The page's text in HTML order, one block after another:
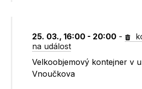
25. 03., 16:00 - 20:00 -
na událost
Velkoobjemový kontejner v
Vnoučkova